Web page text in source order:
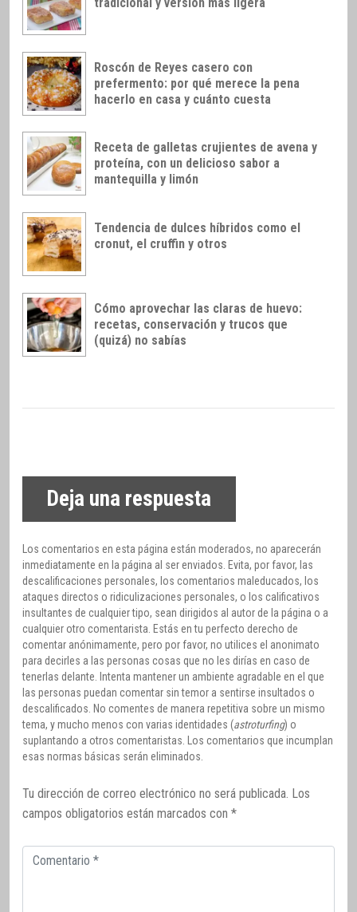
Roscón de Reyes casero con
prefermento: por qué merece la pena
hacerlo en casa y cuánto cuesta
Receta de galletas crujientes de avena y
proteína, con un delicioso sabor a
mantequilla y limón
Tendencia de dulces híbridos como el
cronut, el cruffin y otros
Cómo aprovechar las claras de huevo:
recetas, conservación y trucos que
(quizá) no sabías
Deja una respuesta
Los comentarios en esta página están moderados, no aparecerán
inmediatamente en la página al ser enviados. Evita, por favor, las
descalificaciones personales, los comentarios maleducados, los
ataques directos o ridiculizaciones personales, o los calificativos
insultantes de cualquier tipo, sean dirigidos al autor de la página o a
cualquier otro comentarista. Estás en tu perfecto derecho de
comentar anónimamente, pero por favor, no utilices el anonimato
para decirles a las personas cosas que no les dirías en caso de
tenerlas delante. Intenta mantener un ambiente agradable en el que
las personas puedan comentar sin temor a sentirse insultados o
descalificados. No comentes de manera repetitiva sobre un mismo
tema, y mucho menos con varias identidades (astroturfing) o
suplantando a otros comentaristas. Los comentarios que incumplan
esas normas básicas serán eliminados.
Tu dirección de correo electrónico no será publicada. Los
campos obligatorios están marcados con *
Comentario